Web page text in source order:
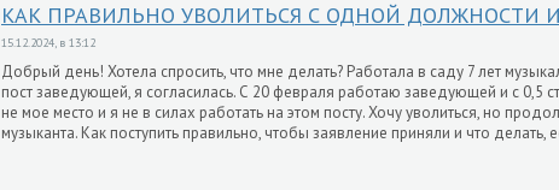
КАК ПРАВИЛЬНО УВОЛИТЬСЯ С ОДНОЙ ДОЛЖНОСТИ
15.12.2024, в 13:12
Добрый день! Хотела спросить, что мне делать? Работала в саду 7 лет
пост заведующей, я согласилась. С 20 февраля работаю заведующей и с 0,5
не мое место и я не в силах работать на этом посту. Хочу уволиться, но
музыканта. Как поступить правильно, чтобы заявление приняли и что делать,